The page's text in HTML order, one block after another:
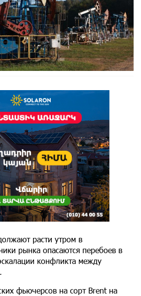
расти утром в
рынка опасаются перебоев в
конфликта между
фьючерсов на сорт Brent на